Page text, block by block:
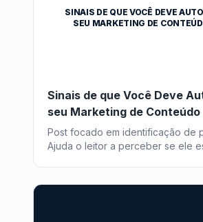
SINAIS DE QUE VOCÊ DEVE
SEU MARKETING DE
Sinais de que Você Deve
seu Marketing de Conteúdo
Post focado em identificação de
Ajuda o leitor a perceber se ele